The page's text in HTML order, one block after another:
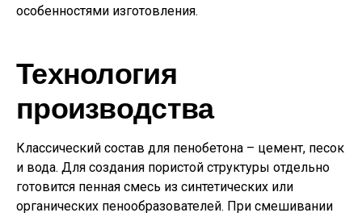
особенностями изготовления.
Технология
производства
Классический состав для пенобетона – цемент, песок
и вода. Для создания пористой структуры отдельно
готовится пенная смесь из синтетических или
органических пенообразователей. При смешивании